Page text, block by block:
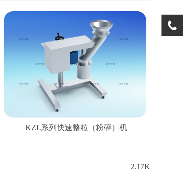
KZL系列快速整粒（粉碎）机
2.17K